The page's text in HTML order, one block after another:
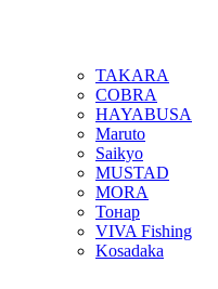
TAKARA
COBRA
HAYABUSA
Maruto
Saikyo
MUSTAD
MORA
Тонар
VIVA Fishing
Kosadaka